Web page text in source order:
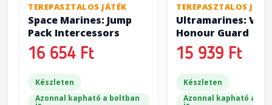
TEREPASZTALOS JÁTÉK
Space Marines: Jump
Pack Intercessors
16 654 Ft
Készleten
Azonnal kapható a boltban
TEREPASZTALOS
Ultramarines:
Honour Guard
15 939 Ft
Készleten
Azonnal kapható a